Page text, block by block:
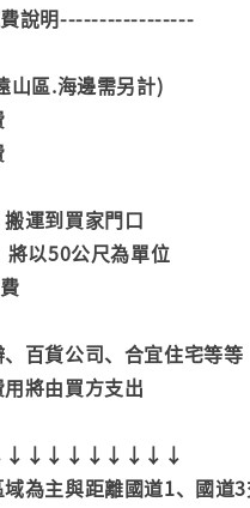
說明-----------------
山區.海邊需另計)
運到買家門口
以50公尺為單位
百貨公司、合宜住宅等等
將由買方支出
為主與距離國道1、國道